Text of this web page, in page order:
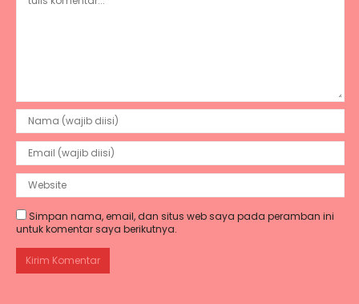
Simpan nama, email, dan situs web saya pada peramban ini
untuk komentar saya berikutnya.